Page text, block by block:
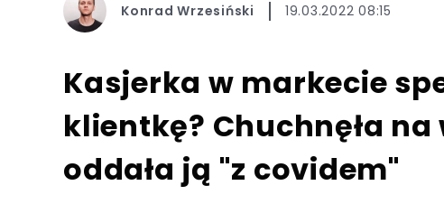
Konrad Wrzesiński 19.03.2022 08:15
Kasjerka w markecie
klientkę? Chuchnęła
oddała ją "z covidem"